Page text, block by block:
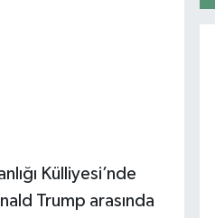
Külliyesi’nde
Trump arasında